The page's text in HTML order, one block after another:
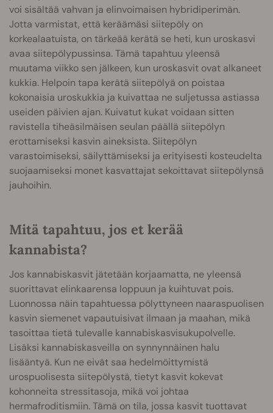
voi sisältää vahvan ja elinvoimaisen hybridiperimän.
Jotta varmistat, että keräämäsi siitepöly on
korkealaatuista, on tärkeää kerätä se heti, kun uroskasvi
avaa siitepölypussinsa. Tämä tapahtuu yleensä
muutama viikko sen jälkeen, kun uroskasvit ovat alkaneet
kukkia. Helpoin tapa kerätä siitepölyä on poistaa
kokonaisia uroskukkia ja kuivattaa ne suljetussa astiassa
useiden päivien ajan. Kuivatut kukat voidaan sitten
ravistella tiheäsilmäisen seulan päällä siitepölyn
erottamiseksi kasvin aineksista. Siitepölyn
varastoimiseksi, säilyttämiseksi ja erityisesti kosteudelta
suojaamiseksi monet kasvattajat sekoittavat siitepölynsä
jauhoihin.
Mitä tapahtuu, jos et kerää
kannabista?
Jos kannabiskasvit jätetään korjaamatta, ne yleensä
suorittavat elinkaarensa loppuun ja kuihtuvat pois.
Luonnossa näin tapahtuessa pölyttyneen naaraspuolisen
kasvin siemenet vapautuisivat ilmaan ja maahan, mikä
tasoittaa tietä tulevalle kannabiskasvisukupolvelle.
Lisäksi kannabiskasveilla on synnynnäinen halu
lisääntyä. Kun ne eivät saa hedelmöittymistä
urospuolisesta siitepölystä, tietyt kasvit kokevat
kohonneita stressitasoja, mikä voi johtaa
hermafroditismiin. Tämä on tila, jossa kasvit tuottavat